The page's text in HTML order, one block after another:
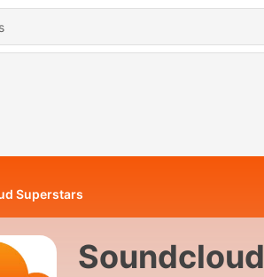
Superstars
Soundcloud